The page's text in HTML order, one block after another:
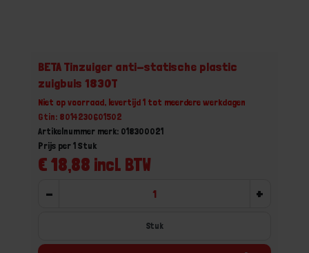
BETA Tinzuiger anti-statische plastic
zuigbuis 1830T
Niet op voorraad, levertijd 1 tot meerdere werkdagen
Gtin: 8014230601502
Artikelnummer merk: 018300021
€ 18,88 incl. BTW
Prijs per 1 Stuk
- +
Stuk